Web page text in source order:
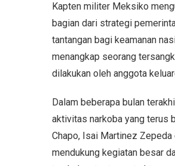
Kapten militer Meksiko
bagian dari strategi
tantangan bagi keamanan
menangkap seorang
dilakukan oleh anggota
Dalam beberapa bulan
aktivitas narkoba yang terus
Chapo, Isai Martinez
mendukung kegiatan besar